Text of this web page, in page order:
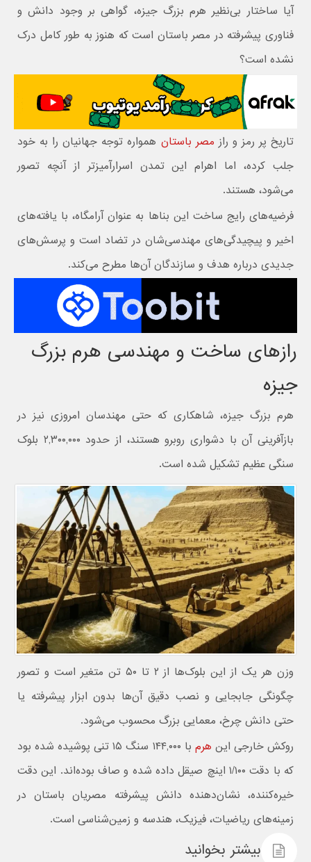
آیا ساختار بی‌نظیر هرم بزرگ جیزه، گواهی بر وجود دانش و
فناوری پیشرفته در مصر باستان است که هنوز به طور کامل درک
نشده است؟
تاریخ پر رمز و راز مصر باستان همواره توجه جهانیان را به خود
جلب کرده، اما اهرام این تمدن اسرارآمیزتر از آنچه تصور
می‌شود، هستند.
فرضیه‌های رایج ساخت این بناها به عنوان آرامگاه، با یافته‌های
اخیر و پیچیدگی‌های مهندسی‌شان در تضاد است و پرسش‌های
جدیدی درباره هدف و سازندگان آن‌ها مطرح می‌کند.
رازهای ساخت و مهندسی هرم بزرگ
جیزه
هرم بزرگ جیزه، شاهکاری که حتی مهندسان امروزی نیز در
بازآفرینی آن با دشواری روبرو هستند، از حدود ۲,۳۰۰,۰۰۰ بلوک
سنگی عظیم تشکیل شده است.
وزن هر یک از این بلوک‌ها از ۲ تا ۵۰ تن متغیر است و تصور
چگونگی جابجایی و نصب دقیق آن‌ها بدون ابزار پیشرفته یا
حتی دانش چرخ، معمایی بزرگ محسوب می‌شود.
روکش خارجی این هرم
با ۱۴۴,۰۰۰ سنگ ۱۵ تنی پوشیده شده بود
که با دقت ۱/۱۰۰ اینچ صیقل داده شده و صاف بوده‌اند. این دقت
خیره‌کننده، نشان‌دهنده دانش پیشرفته مصریان باستان در
زمینه‌های ریاضیات، فیزیک، هندسه و زمین‌شناسی است.
بیشتر بخوانید